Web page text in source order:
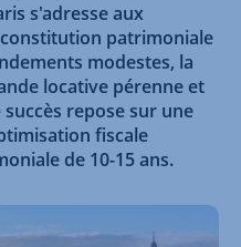
s'adresse aux
patrimoniale
modestes, la
locative pérenne et
repose sur une
fiscale
de 10-15 ans.